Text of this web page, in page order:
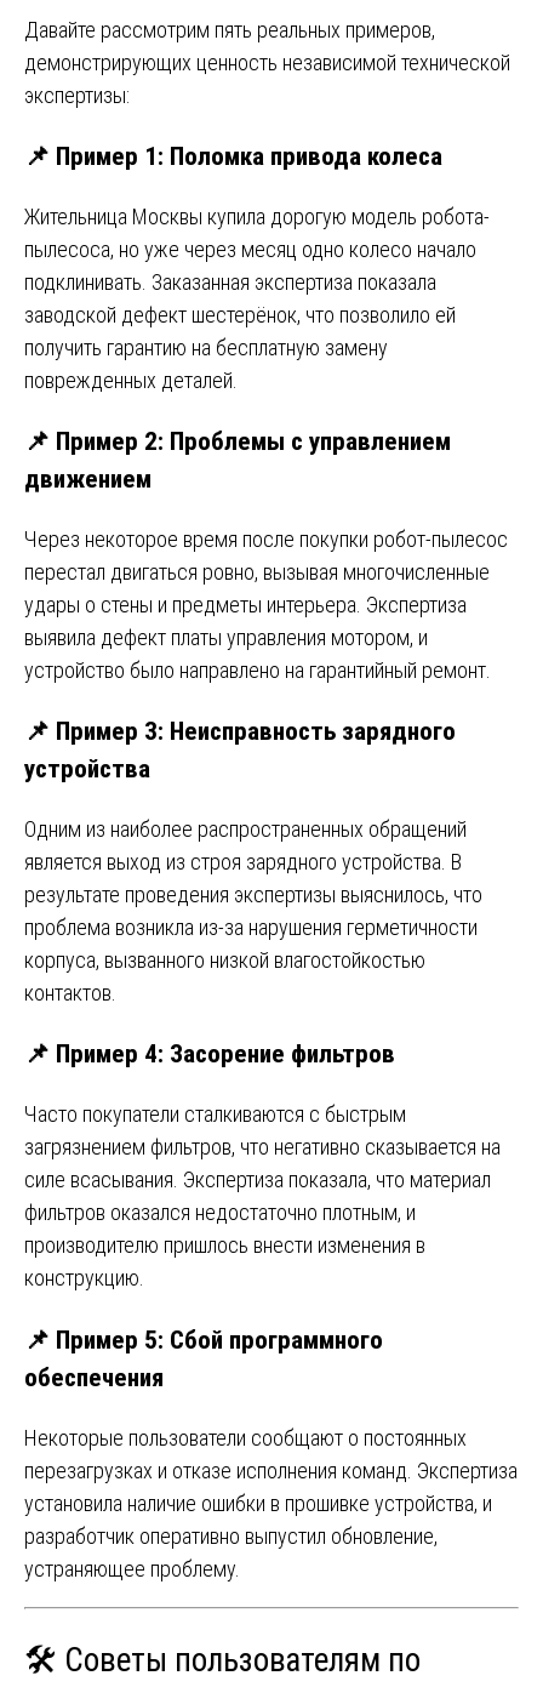
Давайте рассмотрим пять реальных примеров,
демонстрирующих ценность независимой технической
экспертизы:
📌 Пример 1: Поломка привода колеса
Жительница Москвы купила дорогую модель робота-
пылесоса, но уже через месяц одно колесо начало
подклинивать. Заказанная экспертиза показала
заводской дефект шестерёнок, что позволило ей
получить гарантию на бесплатную замену
поврежденных деталей.
📌 Пример 2: Проблемы с управлением
движением
Через некоторое время после покупки робот-пылесос
перестал двигаться ровно, вызывая многочисленные
удары о стены и предметы интерьера. Экспертиза
выявила дефект платы управления мотором, и
устройство было направлено на гарантийный ремонт.
📌 Пример 3: Неисправность зарядного
устройства
Одним из наиболее распространенных обращений
является выход из строя зарядного устройства. В
результате проведения экспертизы выяснилось, что
проблема возникла из-за нарушения герметичности
корпуса, вызванного низкой влагостойкостью
контактов.
📌 Пример 4: Засорение фильтров
Часто покупатели сталкиваются с быстрым
загрязнением фильтров, что негативно сказывается на
силе всасывания. Экспертиза показала, что материал
фильтров оказался недостаточно плотным, и
производителю пришлось внести изменения в
конструкцию.
📌 Пример 5: Сбой программного
обеспечения
Некоторые пользователи сообщают о постоянных
перезагрузках и отказе исполнения команд. Экспертиза
установила наличие ошибки в прошивке устройства, и
разработчик оперативно выпустил обновление,
устраняющее проблему.
🛠️ Советы пользователям по